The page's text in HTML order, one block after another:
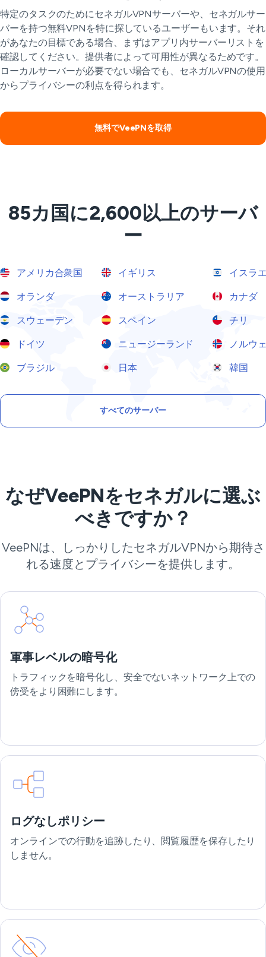
特定のタスクのためにセネガルVPNサーバーや、セネガルサー
バーを持つ無料VPNを特に探しているユーザーもいます。それ
があなたの目標である場合、まずはアプリ内サーバーリストを
確認してください。提供者によって可用性が異なるためです。
ローカルサーバーが必要でない場合でも、セネガルVPNの使用
からプライバシーの利点を得られます。
無料でVeePNを取得
85カ国に2,600以上のサーバ
ー
アメリカ合衆国 イギリス イスラ
オランダ オーストラリア カナダ
スウェーデン スペイン チリ
ドイツ ニュージーランド ノルウ
ブラジル 日本 韓国
すべてのサーバー
なぜVeePNをセネガルに選ぶ
べきですか？
VeePNは、しっかりしたセネガルVPNから期待さ
れる速度とプライバシーを提供します。
軍事レベルの暗号化
トラフィックを暗号化し、安全でないネットワーク上での
傍受をより困難にします。
ログなしポリシー
オンラインでの行動を追跡したり、閲覧履歴を保存したり
しません。